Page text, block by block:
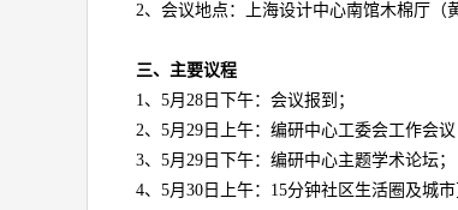
2、会议地点：上海设计中心南馆木棉厅（
三、主要议程
1、5月28日下午：会议报到；
2、5月29日上午：编研中心工委会工作会
3、5月29日下午：编研中心主题学术论坛；
4、5月30日上午：15分钟社区生活圈及城